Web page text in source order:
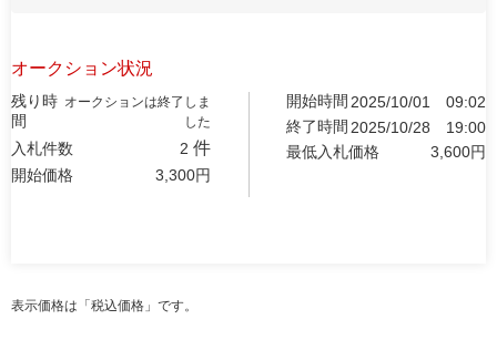
オークション状況
残り時
間
オークションは終了しま
した
入札件数 2 件
開始価格 3,300円
開始時間 2025/10/01
09:02
終了時間 2025/10/28
19:00
最低入札価格
3,600円
表示価格は「税込価格」です。